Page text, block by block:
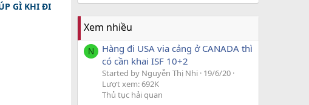
GÌ KHI ĐI
Xem nhiều
N
Hàng đi USA via cảng ở CANADA thì
có cần khai ISF 10+2
Started by Nguyễn Thị Nhi 19/6/20
Lượt xem: 692K
Thủ tục hải quan